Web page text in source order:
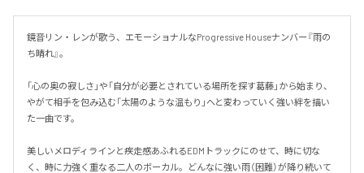
鏡音リン・レンが歌う、エモーショナルなProgressive Houseナンバー『雨の
ち晴れ』。
「心の奥の寂しさ」や「自分が必要とされている場所を探す葛藤」から始まり、
やがて相手を包み込む「太陽のような温もり」へと変わっていく強い絆を描い
た一曲です。
美しいメロディラインと疾走感あふれるEDMトラックにのせて、時に切な
く、時に力強く重なる二人のボーカル。どんなに強い雨（困難）が降り続いて